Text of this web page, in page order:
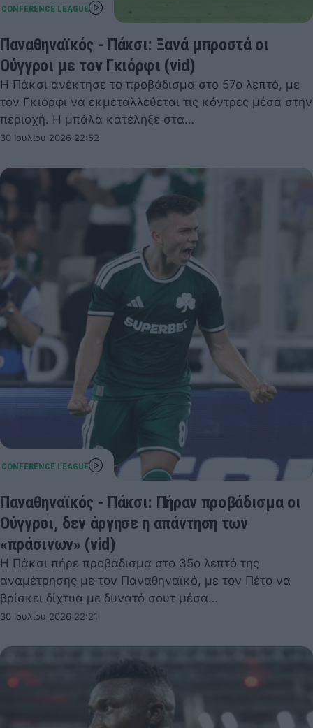
Παναθηναϊκός - Πάκσι: Ξανά μπροστά οι
Ούγγροι με τον Γκιόρφι (vid)
Η Πάκσι ανέκτησε το προβάδισμα στο 57ο λεπτό, με
τον Γκιόρφι να εκμεταλλεύεται τις κόντρες μέσα στην
περιοχή. Η μπάλα κατέληξε στα…
30 Ιουλίου 2026 22:52
Παναθηναϊκός - Πάκσι: Πήραν προβάδισμα οι
Ούγγροι, δεν άργησε η απάντηση των
«πράσινων» (vid)
Η Πάκσι πήρε προβάδισμα στο 35ο λεπτό της
αναμέτρησης με τον Παναθηναϊκό, με τον Πέτο να
βρίσκει δίχτυα με δυνατό σουτ μέσα…
30 Ιουλίου 2026 22:21